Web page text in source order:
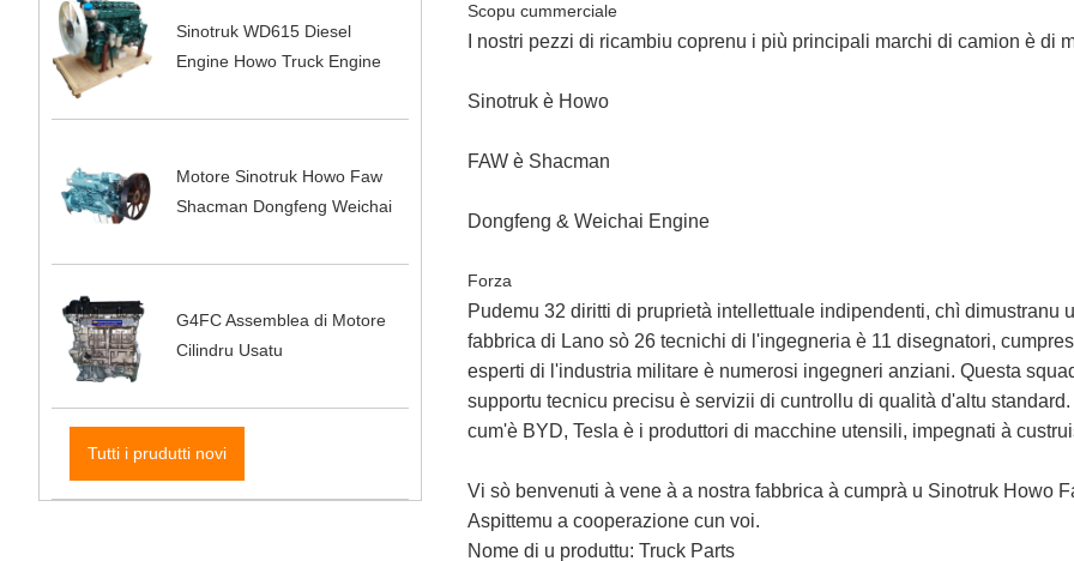
Sinotruk WD615 Diesel
Engine Howo Truck Engine
Motore Sinotruk Howo Faw
Shacman Dongfeng Weichai
G4FC Assemblea di Motore
Cilindru Usatu
Tutti i prudutti novi
Scopu cummerciale
I nostri pezzi di ricambiu coprenu i più principali marchi di camion è di
Sinotruk è Howo
FAW è Shacman
Dongfeng & Weichai Engine
Forza
Pudemu 32 diritti di pruprietà intellettuale indipendenti, chì dimustranu
fabbrica di Lano sò 26 tecnichi di l'ingegneria è 11 disegnatori,
esperti di l'industria militare è numerosi ingegneri anziani. Questa
supportu tecnicu precisu è servizii di cuntrollu di qualità d'altu
cum'è BYD, Tesla è i produttori di macchine utensili, impegnati à
Vi sò benvenuti à vene à a nostra fabbrica à cumprà u Sinotruk Howo
Aspittemu a cooperazione cun voi.
Nome di u produttu: Truck Parts